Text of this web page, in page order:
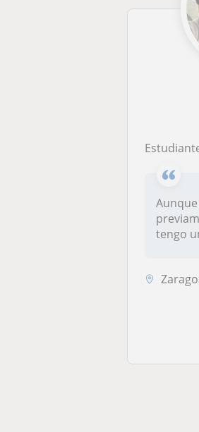
Estudiante de Enfermería,
tengo